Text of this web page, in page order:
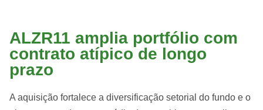
ALZR11 amplia portfólio com
contrato atípico de longo
prazo
A aquisição fortalece a diversificação setorial do fundo e o